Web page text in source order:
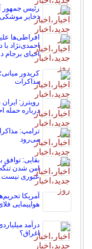
رئیس جمهور
ذخایر
افراطی‌ها
احمدی‌نژاد
احیای
کریدور
مذاکرات
رویترز:
درباره حمله
ترامپ:
می‌رود
بقایی: توافق
امن شدن
عبوری نیست
آمریکا
هواپیمایی
درآمد
اغراق؟